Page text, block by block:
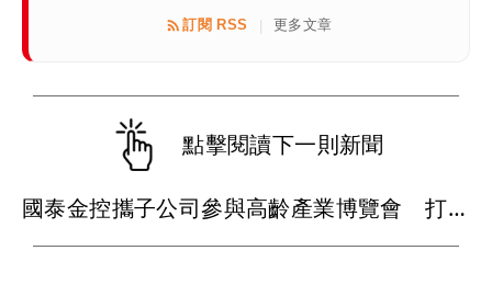
訂閱 RSS | 更多文章
點擊閱讀下一則新聞
國泰金控攜子公司參與高齡產業博覽會 打造「國泰遊樂場」退休理財一站式體驗